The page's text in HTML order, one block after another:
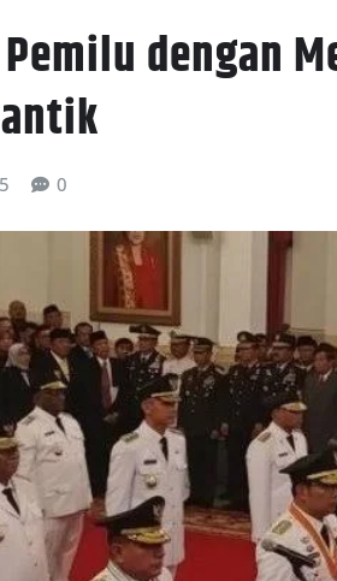
dengan
0